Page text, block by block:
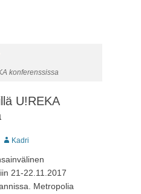
konferenssissa
U!REKA
Author
Kadri
21-22.11.2017
Metropolia